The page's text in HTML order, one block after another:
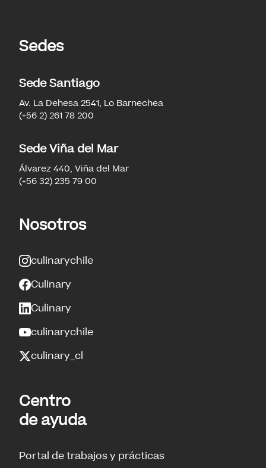
Sedes
Sede Santiago
Av. La Dehesa 2541, Lo Barnechea
(+56 2) 261 78 200
Sede Viña del Mar
Álvarez 440, Viña del Mar
(+56 32) 235 79 00
Nosotros
culinarychile
Culinary
Culinary
culinarychile
culinary_cl
Centro
de ayuda
Portal de trabajos y prácticas